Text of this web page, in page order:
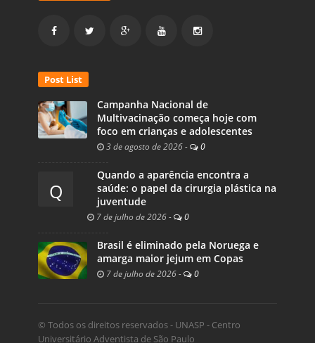
Post List
Campanha Nacional de
Multivacinação começa hoje com
foco em crianças e adolescentes
3 de agosto de 2026 - 0
Q
Quando a aparência encontra a
saúde: o papel da cirurgia plástica na
juventude
7 de julho de 2026 - 0
Brasil é eliminado pela Noruega e
amarga maior jejum em Copas
7 de julho de 2026 - 0
© Todos os direitos reservados - UNASP - Centro
Universitário Adventista de São Paulo